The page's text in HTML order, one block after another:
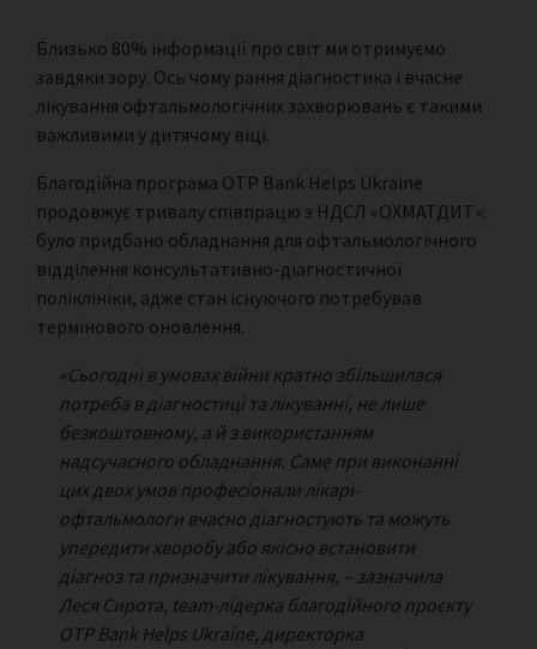
Близько 80% інформації про світ ми отримуємо
завдяки зору. Ось чому рання діагностика і вчасне
лікування офтальмологічних захворювань є такими
важливими у дитячому віці.
Благодійна програма OTP Bank Helps Ukraine
продовжує тривалу співпрацю з НДСЛ «ОХМАТДИТ»:
було придбано обладнання для офтальмологічного
відділення консультативно-діагностичної
поліклініки, адже стан існуючого потребував
термінового оновлення.
«Сьогодні в умовах війни кратно збільшилася
потреба в діагностиці та лікуванні, не лише
безкоштовному, а й з використанням
надсучасного обладнання. Саме при виконанні
цих двох умов професіонали лікарі-
офтальмологи вчасно діагностують та можуть
упередити хворобу або якісно встановити
діагноз та призначити лікування, – зазначила
Леся Сирота, team-лідерка благодійного проєкту
OTP Bank Helps Ukraine, директорка